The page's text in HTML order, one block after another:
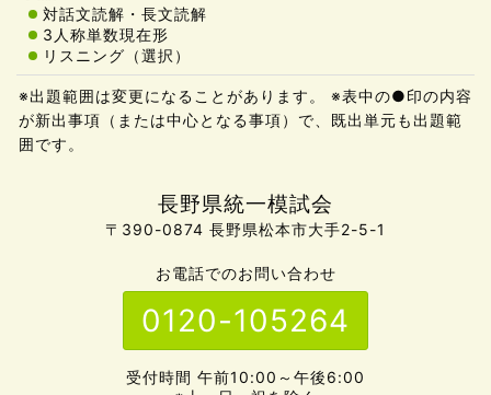
※出題範囲は変更になることがあります。 ※表中の●印の内容
が新出事項（または中心となる事項）で、既出単元も出題範
囲です。
対話文読解・長文読解
3人称単数現在形
リスニング（選択）
お電話でのお問い合わせ
0120-105264
受付時間 午前10:00～午後6:00
長野県統一模試会
〒390-0874 長野県松本市大手2-5-1